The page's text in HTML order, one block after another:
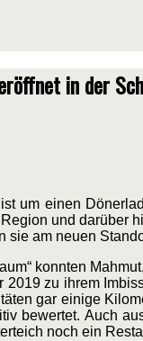
in der
um einen
und darüber
sie am neuen
konnten
2019 zu ihrem
gar einige
bewertet. Auch
noch ein